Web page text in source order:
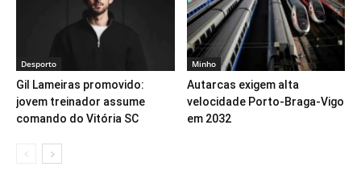
Desporto
Gil Lameiras promovido:
jovem treinador assume
comando do Vitória SC
Minho
Autarcas exigem alta
velocidade Porto-Braga-Vigo
em 2032